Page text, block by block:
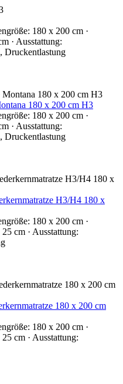
180 x 200 cm ·
· Ausstattung:
Druckentlastung
180 x 200 cm H3
180 x 200 cm ·
· Ausstattung:
Druckentlastung
H3/H4 180 x
180 x 200 cm ·
cm · Ausstattung:
180 x 200 cm
180 x 200 cm ·
cm · Ausstattung: